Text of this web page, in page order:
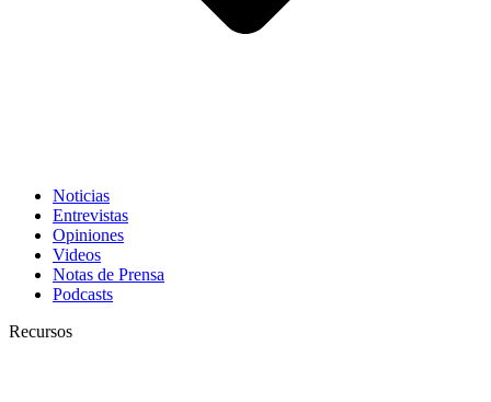
Noticias
Entrevistas
Opiniones
Videos
Notas de Prensa
Podcasts
Recursos